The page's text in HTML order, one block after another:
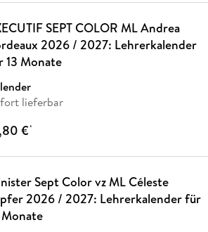
SEPT COLOR ML Andrea
2026 / 2027: Lehrerkalender
13 Monate
lieferbar
€*
Sept Color vz ML Céleste
2026 / 2027: Lehrerkalender für
Monate